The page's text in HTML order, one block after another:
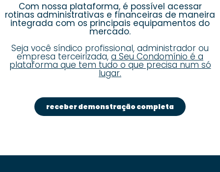
Com nossa plataforma, é possível acessar
rotinas administrativas e financeiras de maneira
integrada com os principais equipamentos do
mercado.
Seja você síndico profissional, administrador ou
empresa terceirizada, a Seu Condomínio é a
plataforma que tem tudo o que precisa num só
lugar.
receber demonstração completa